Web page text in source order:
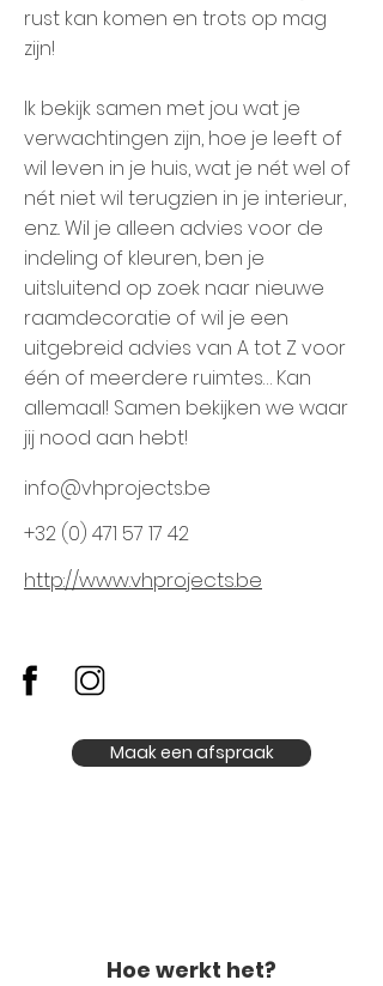
rust kan komen en trots op mag
zijn!
Ik bekijk samen met jou wat je
verwachtingen zijn, hoe je leeft of
wil leven in je huis, wat je nét wel of
nét niet wil terugzien in je interieur,
enz.. Wil je alleen advies voor de
indeling of kleuren, ben je
uitsluitend op zoek naar nieuwe
raamdecoratie of wil je een
uitgebreid advies van A tot Z voor
één of meerdere ruimtes… Kan
allemaal! Samen bekijken we waar
jij nood aan hebt!
info@vhprojects.be
+32 (0) 471 57 17 42
http://www.vhprojects.be
Maak een afspraak
Hoe werkt het?